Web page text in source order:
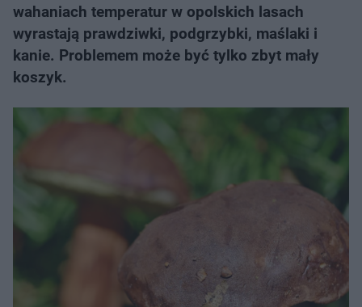
wahaniach temperatur w opolskich lasach
wyrastają prawdziwki, podgrzybki, maślaki i
kanie. Problemem może być tylko zbyt mały
koszyk.